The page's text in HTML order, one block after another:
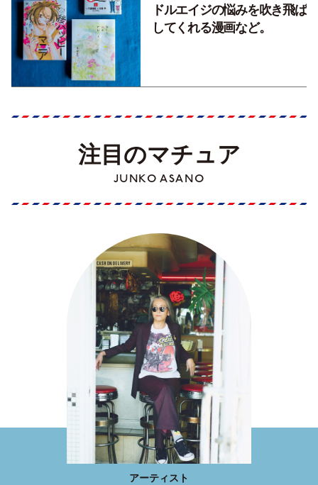
ドルエイジの悩みを吹き飛ば
してくれる漫画など。
注目のマチュア
JUNKO ASANO
アーティスト